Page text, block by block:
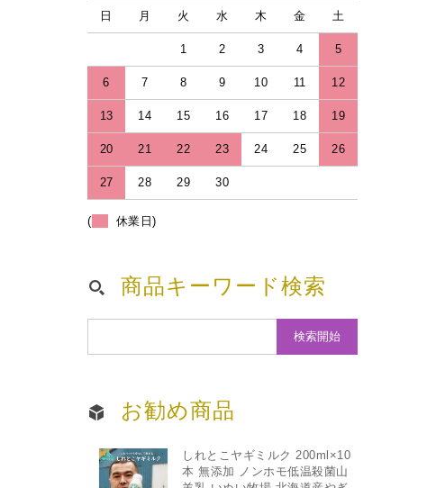
日 月 火 水 木 金 土
1 2 3 4 5
6 7 8 9 10 11 12
13 14 15 16 17 18 19
20 21 22 23 24 25 26
27 28 29 30
( 休業日)
商品キーワード検索
お勧め商品
しれとこヤギミルク 200ml×10
本 無添加 ノンホモ低温殺菌山